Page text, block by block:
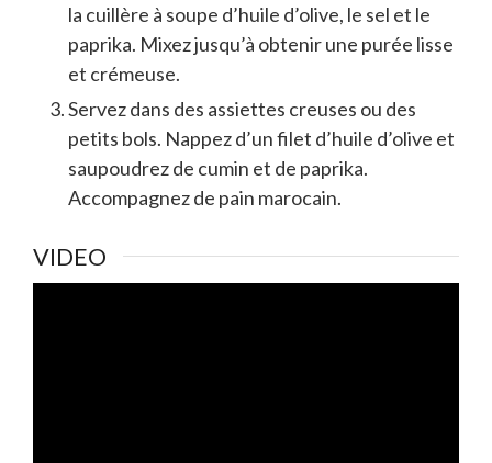
la cuillère à soupe d’huile d’olive, le sel et le
paprika. Mixez jusqu’à obtenir une purée lisse
et crémeuse.
Servez dans des assiettes creuses ou des
petits bols. Nappez d’un filet d’huile d’olive et
saupoudrez de cumin et de paprika.
Accompagnez de pain marocain.
VIDEO